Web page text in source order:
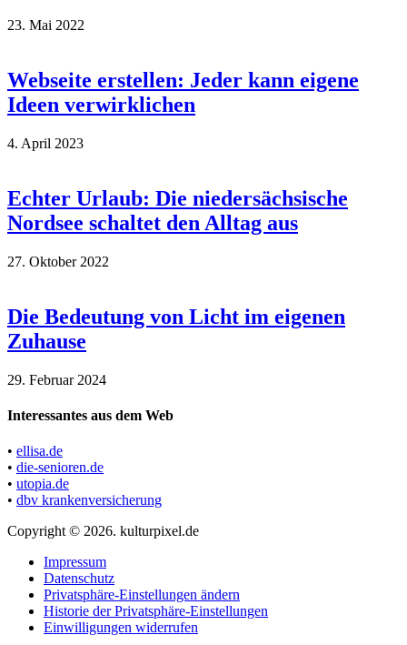
23. Mai 2022
Webseite erstellen: Jeder kann eigene
Ideen verwirklichen
4. April 2023
Echter Urlaub: Die niedersächsische
Nordsee schaltet den Alltag aus
27. Oktober 2022
Die Bedeutung von Licht im eigenen
Zuhause
29. Februar 2024
Interessantes aus dem Web
• ellisa.de
• die-senioren.de
• utopia.de
• dbv krankenversicherung
Copyright © 2026. kulturpixel.de
Impressum
Datenschutz
Privatsphäre-Einstellungen ändern
Historie der Privatsphäre-Einstellungen
Einwilligungen widerrufen